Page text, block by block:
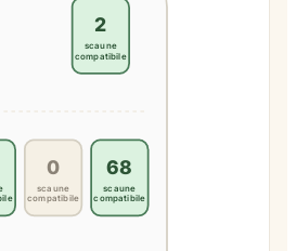
2
scaune
compatibile
0
scaune
compatibile
68
scaune
compatibile